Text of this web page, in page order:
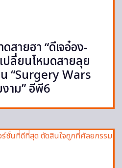
สายฮา “ดีเจอ๋อง-
ลี่ยนโหมดสายลุย
น “Surgery Wars
าม” อีพี6